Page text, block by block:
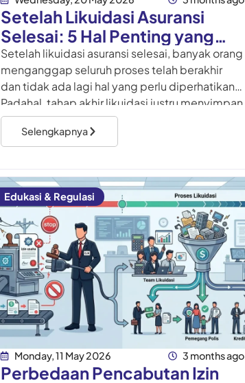
Setelah Likuidasi Asuransi
Selesai: 5 Hal Penting yang
Wajib Diketahui
Setelah likuidasi asuransi selesai, banyak orang
menganggap seluruh proses telah berakhir
dan tidak ada lagi hal yang perlu diperhatikan.
Padahal, tahap akhir likuidasi justru menyimpan
sejumlah konsekuensi hukum yang penting
Selengkapnya
Edukasi & Regulasi
Monday, 11 May 2026 3 months ago
Perbedaan Pencabutan Izin